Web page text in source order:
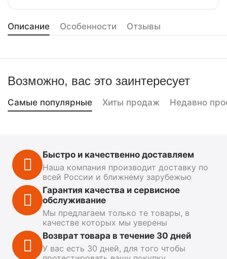
Описание Особенности Отзывы
Возможно, вас это заинтересует
Самые популярные Хиты продаж Недавно
Быстро и качественно доставляем
Наша компания производит доставку по
всей России и ближнему зарубежью
Гарантия качества и сервисное
обслуживание
Мы предлагаем только те товары, в
качестве которых мы уверены
Возврат товара в течение 30 дней
У вас есть 30 дней, для того чтобы